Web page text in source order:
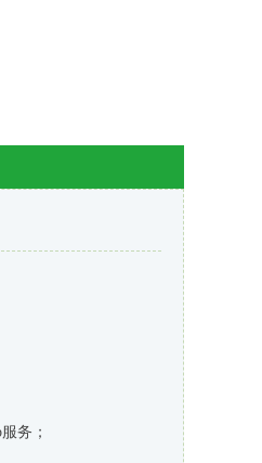
务；